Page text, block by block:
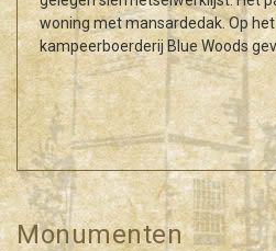
woning met mansardedak. Op
kampeerboerderij Blue Woods
Monumenten